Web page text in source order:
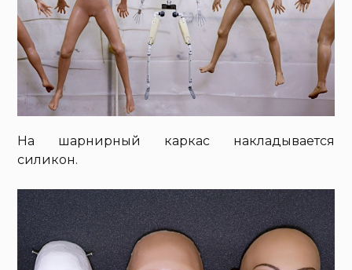
На шарнирный каркас накладывается
силикон.